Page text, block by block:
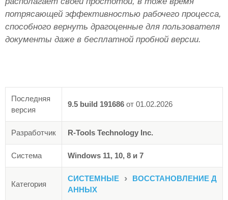
потрясающей эффективностью рабочего процесса,
способного вернуть драгоценные для пользователя
документы даже в бесплатной пробной версии.
Последняя
версия
9.5 build 191686 от 01.02.2026
Разработчик R-Tools Technology Inc.
Система Windows 11, 10, 8 и 7
Категория
СИСТЕМНЫЕ ›
ВОССТАНОВЛЕНИЕ Д
АННЫХ